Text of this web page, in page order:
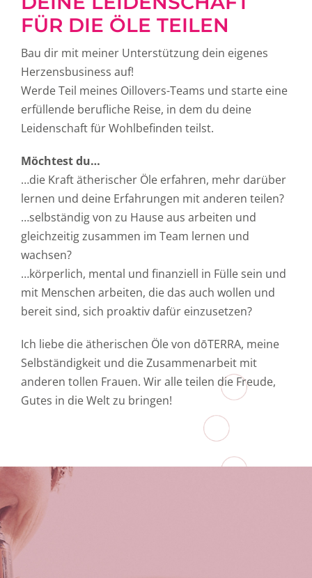
FÜR DIE ÖLE TEILEN
Bau dir mit meiner Unterstützung dein eigenes
Herzensbusiness auf!
Werde Teil meines Oillovers-Teams und starte eine
erfüllende berufliche Reise, in dem du deine
Leidenschaft für Wohlbefinden teilst.
Möchtest du…
…die Kraft ätherischer Öle erfahren, mehr darüber
lernen und deine Erfahrungen mit anderen teilen?
…selbständig von zu Hause aus arbeiten und
gleichzeitig zusammen im Team lernen und
wachsen?
…körperlich, mental und finanziell in Fülle sein und
mit Menschen arbeiten, die das auch wollen und
bereit sind, sich proaktiv dafür einzusetzen?
Ich liebe die ätherischen Öle von dōTERRA, meine
Selbständigkeit und die Zusammenarbeit mit
anderen tollen Frauen. Wir alle teilen die Freude,
Gutes in die Welt zu bringen!